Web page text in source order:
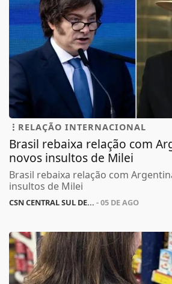
RELAÇÃO INTERNACIONAL
Brasil rebaixa relação com
novos insultos de Milei
Brasil rebaixa relação com
insultos de Milei
CSN CENTRAL SUL DE... - 05 DE AGO